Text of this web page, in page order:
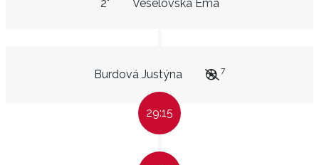
Veselovská Ema
2"
Burdová Justýna 7
29:15